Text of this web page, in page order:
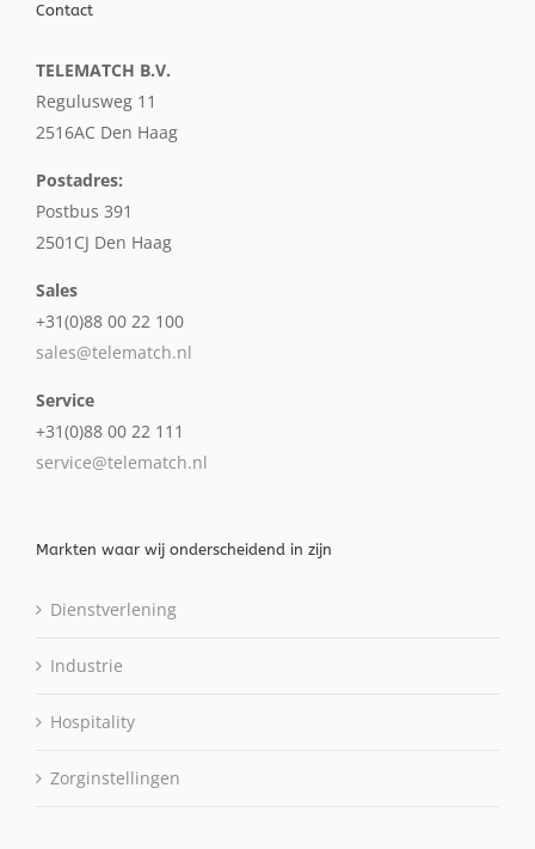
Contact
TELEMATCH B.V.
Regulusweg 11
2516AC Den Haag
Postadres:
Postbus 391
2501CJ Den Haag
Sales
+31(0)88 00 22 100
sales@telematch.nl
Service
+31(0)88 00 22 111
service@telematch.nl
Markten waar wij onderscheidend in zijn
Dienstverlening
Industrie
Hospitality
Zorginstellingen